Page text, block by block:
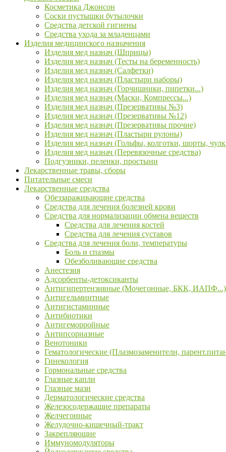
Косметика Джонсон
Соски пустышки бутылочки
Средства детской гигиены
Средства ухода за младенцами
Изделия медицинского назначения
Изделия мед назнач (Шприцы)
Изделия мед назнач (Тесты на беременность)
Изделия мед назнач (Салфетки)
Изделия мед назнач (Пластыри наборы)
Изделия мед назнач (Горчишники, пипетки...)
Изделия мед назнач (Маски, Компрессы...)
Изделия мед назнач (Презервативы №3)
Изделия мед назнач (Презервативы №12)
Изделия мед назнач (Презервативы прочие)
Изделия мед назнач (Пластыри рулоны)
Изделия мед назнач (Гольфы, колготки, шорты,
Изделия мед назнач (Перевязочные средства)
Подгузники, пеленки, простыни
Лекарственные травы, сборы
Питательные смеси
Лекарственные средства
Обеззараживающие средства
Средства для лечения болезней крови
Средства для нормализации обмена веществ
Средства для лечения костей
Средства для лечения суставов
Средства для лечения боли, температуры
Боль и спазмы
Обезболивающие средства
Анестезия
Адсорбенты-детоксиканты
Антигипертензивные (Мочегонные, БКК, ИАПФ...)
Антигельминтные
Антигистаминные
Антибиотики
Антигеморройные
Антипсориазные
Венотоники
Гематологические (Плазмозаменители,
Гинекология
Гормональные средства
Глазные капли
Глазные мази
Дерматологические средства
Железосодержащие препараты
Желчегонные
Желудочно-кишечный-тракт
Закрепляющие
Иммуномодуляторы